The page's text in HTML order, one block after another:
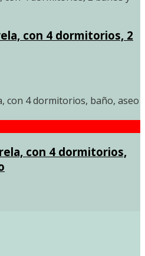
con 4 dormitorios, 2
con 4 dormitorios,